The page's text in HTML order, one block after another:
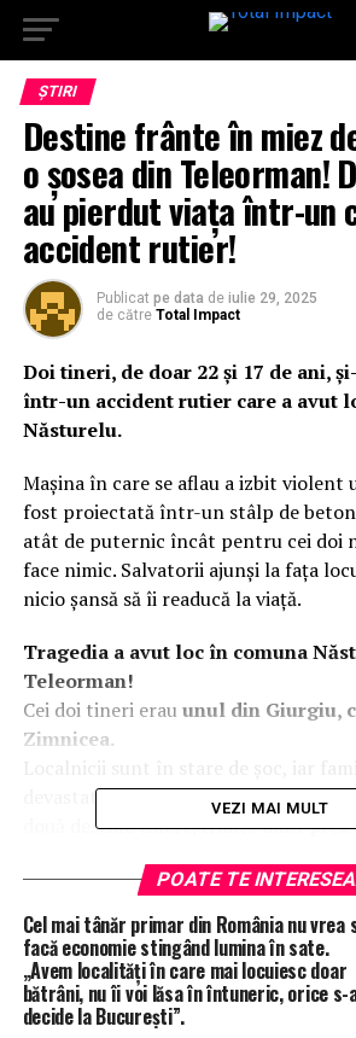
ȘTIRI
Destine frânte în miez
o șosea din Teleorman!
au pierdut viața într-un
accident rutier!
Publicat pe data de iulie 29, 2025
de către Total Impact
Doi tineri, de doar 22 și 17 de ani,
într-un accident rutier care a avut
Năsturelu.
Mașina în care se aflau a izbit violent
fost proiectată într-un stâlp de
atât de puternic încât pentru cei doi
face nimic. Salvatorii ajunși la fața
nicio șansă să îi readucă la viață.
Tragedia a avut loc în comuna
Teleorman!
Cei doi tineri erau unul din Giurgiu,
Zimnicea.
devastate. Două comunități sunt
două destine tinere, frânte mult prea
CE SPUN AUTORITĂȚILE
„Astăzi de dimineață, în jurul orei
de producerea unui eveniment rutier
Năsturelu, cu posibilitatea ca două
încarcerate.
VEZI MAI MULT
POATE TE
Cel mai tânăr primar din România nu vrea
facă economie stingând lumina în sate.
„Avem localități în care mai locuiesc doar
bătrâni, nu îi voi lăsa în întuneric, orice s-
decide la București”.